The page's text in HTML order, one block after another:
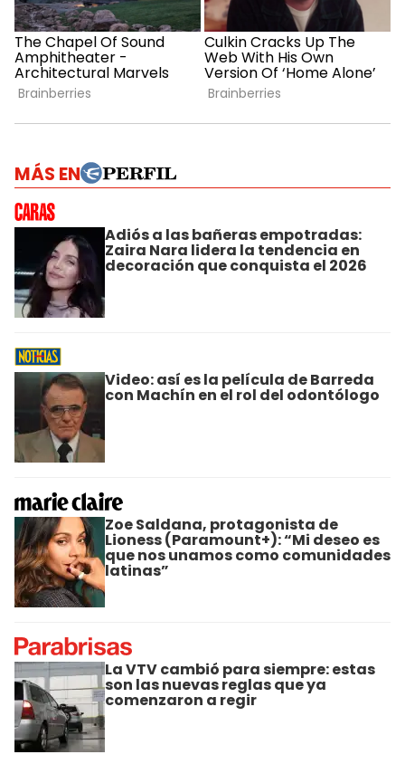
MÁS EN
Adiós a las bañeras empotradas:
Zaira Nara lidera la tendencia en
decoración que conquista el 2026
Video: así es la película de Barreda
con Machín en el rol del odontólogo
Zoe Saldana, protagonista de
Lioness (Paramount+): “Mi deseo es
que nos unamos como comunidades
latinas”
La VTV cambió para siempre: estas
son las nuevas reglas que ya
comenzaron a regir